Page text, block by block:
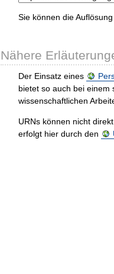
Sie können die
Nähere
Der Einsatz eines
bietet so auch bei einem
wissenschaftlichen
URNs können nicht
erfolgt hier durch den